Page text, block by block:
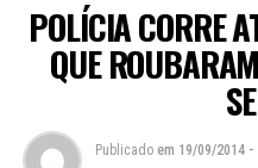
POLÍCIA CORRE
QUE
Publicado em 19/09/2014 -